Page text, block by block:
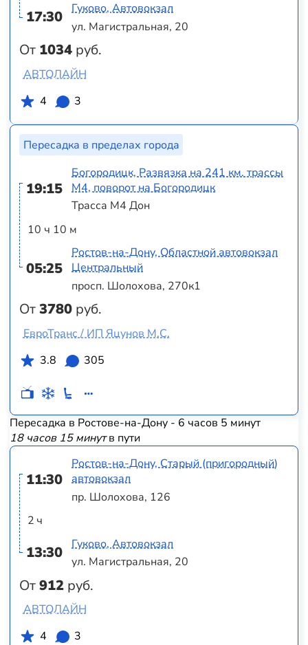
17:30
От 1034 руб.
Гуково, Автовокзал
ул. Магистральная, 20
АВТОЛАЙН
4
3
Пересадка в пределах города
19:15
10 ч 10 м
05:25
От3780 руб.
Богородицк, Развязка на 241 км. трассы
М4, поворот на Богородицк
Трасса М4 Дон
Ростов-на-Дону, Областной автовокзал
Центральный
просп. Шолохова, 270к1
ЕвроТранс / ИП Яцунов М.С.
3.8
305
Пересадка в Ростове-на-Дону - 6 часов 5 минут
18 часов 15 минутв пути
11:30
2 ч
13:30
От912 руб.
Ростов-на-Дону, Старый (пригородный)
автовокзал
пр. Шолохова, 126
Гуково, Автовокзал
ул. Магистральная, 20
АВТОЛАЙН
4
3